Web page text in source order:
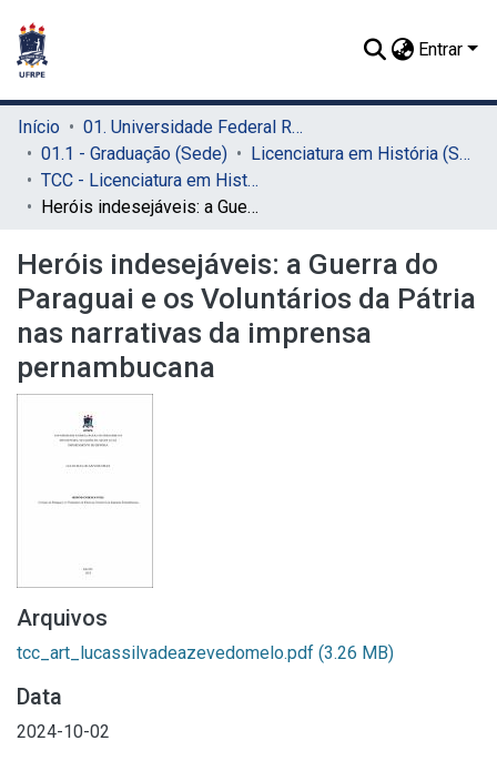
Entrar
Início
01. Universidade Federal Rural de Pernambuco - UFRPE (Sede)
01.1 - Graduação (Sede)
Licenciatura em História (Sede)
TCC - Licenciatura em História (Sede)
Heróis indesejáveis: a Guerra do Paraguai e os Voluntários da Pátria nas narrativas da imprensa pernambucana
Heróis indesejáveis: a Guerra do
Paraguai e os Voluntários da Pátria
nas narrativas da imprensa
pernambucana
Arquivos
tcc_art_lucassilvadeazevedomelo.pdf (3.26 MB)
Data
2024-10-02